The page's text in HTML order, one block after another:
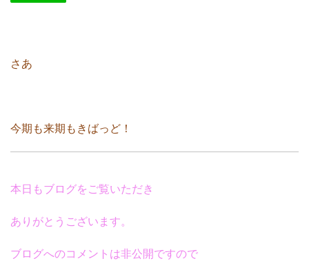
さあ
今期も来期もきばっど！
本日もブログをご覧いただき
ありがとうございます。
ブログへのコメントは非公開ですので